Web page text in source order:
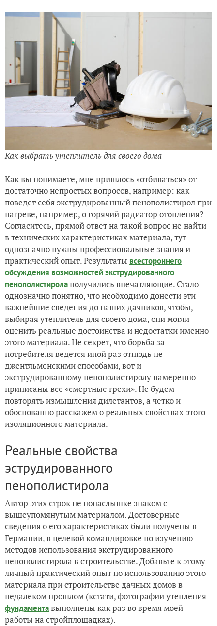
Как выбрать утеплитель для своего дома
Как вы понимаете, мне пришлось «отбиваться» от
достаточно непростых вопросов, например: как
поведет себя экструдированный пенополистирол при
нагреве, например, о горячийрадиатор отопления?
Согласитесь, прямой ответ на такой вопрос не найти
в технических характеристиках материала, тут
однозначно нужны профессиональные знания и
практический опыт. Результаты всестороннего
обсуждения возможностей экструдированного
пенополистиролаполучились впечатляющие. Стало
однозначно понятно, что необходимо донести эти
важнейшие сведения до наших дачников, чтобы,
выбирая утеплитель для своего дома, они могли
оценить реальные достоинства и недостатки именно
этого материала. Не секрет, что борьба за
потребителя ведется иной раз отнюдь не
джентльменскими способами, вот и
экструдированному пенополистиролу намеренно
приписаны все «смертные грехи». Не будем
повторять измышления дилетантов, а четко и
обоснованно расскажем о реальных свойствах этого
изоляционного материала.
Реальные свойства
эструдированного
пенополистирола
Автор этих строк не понаслышке знаком с
вышеупомянутым материалом. Достоверные
сведения о его характеристиках были получены в
Германии, в целевой командировке по изучению
методов использования экструдированного
пенополистирола в строительстве. Добавьте к этому
личный практический опыт по использованию этого
материала при строительстве дачных домов в
недалеком прошлом (кстати, фотографии утепления
фундаментавыполнены как раз во время моей
работы на стройплощадках).